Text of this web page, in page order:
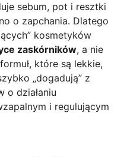
sebum, pot i resztki
o zapchania. Dlatego
kosmetyków
zaskórników, a nie
które są lekkie,
„dogadują” z
o działaniu
i regulującym